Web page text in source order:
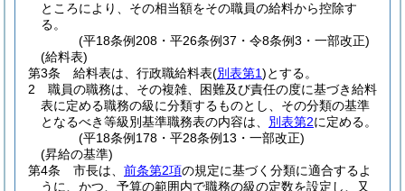
ところにより、その相当額をその職員の給料から控除す
る。
(平18条例208・平26条例37・令8条例3・一部改正)
(給料表)
第3条
給料表は、行政職給料表(別表第1)とする。
2
職員の職務は、その複雑、困難及び責任の度に基づき給料
表に定める職務の級に分類するものとし、その分類の基準
となるべき等級別基準職務表の内容は、 別表第2に定める。
(平18条例178・平28条例13・一部改正)
(昇給の基準)
第4条
市長は、 前条第2項の規定に基づく分類に適合するよ
うに、かつ、予算の範囲内で職務の級の定数を設定し、又